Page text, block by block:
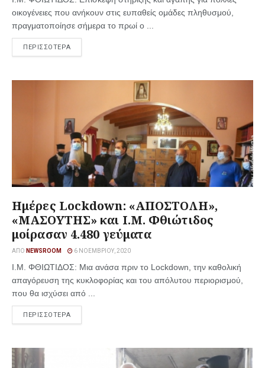
οικογένειες που ανήκουν στις ευπαθείς ομάδες πληθυσμού,
πραγματοποίησε σήμερα το πρωί ο ...
ΠΕΡΙΣΣΟΤΕΡΑ
Ημέρες Lockdown: «ΑΠΟΣΤΟΛΗ»,
«ΜΑΣΟΥΤΗΣ» και I.M. Φθιώτιδος
μοίρασαν 4.480 γεύματα
ΑΠΌ NEWSROOM 6 ΝΟΕΜΒΡΊΟΥ, 2020
Ι.Μ. ΦΘΙΩΤΙΔΟΣ: Μια ανάσα πριν το Lockdown, την καθολική
απαγόρευση της κυκλοφορίας και του απόλυτου περιορισμού,
που θα ισχύσει από ...
ΠΕΡΙΣΣΟΤΕΡΑ